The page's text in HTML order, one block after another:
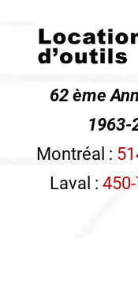
62 ème
1963-
Montréal :
Laval :